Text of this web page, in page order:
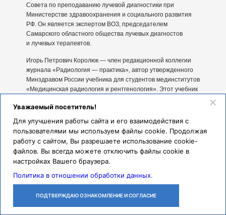
Совета по преподаванию лучевой диагностики при
Министерстве здравоохранения и социального развития
РФ. Он является экспертом ВОЗ, председателем
Самарского областного общества лучевых диагностов
и лучевых терапевтов.
Игорь Петрович Королюк — член редакционной коллегии
журнала «Радиология — практика», автор утвержденного
Минздравом России учебника для студентов мединститутов
«Медицинская радиология и рентгенология». Этот учебник
лучевой диагностики. В 2000 году в этом же издательстве
вышло 2-е издание учебника, в которое были включены
также элементы медицинской информатики
и доказательной медицины. В 2001 году автор учебника
И. П. Королюк был удостоен высокой правительственной
награды — премии Правительства РФ.
Новое научное направление, которое возникло в Самаре
в этот период, —радиоиммунный анализ. На кафедре
была создана одна из первых таких лабораторий в стране.
КАБИНЕТ
ЗАЯВКУ
Уважаемый посетитель!
Для улучшения работы сайта и его взаимодействия с
пользователями мы используем файлы cookie. Продолжая
работу с сайтом, Вы разрешаете использование cookie-
файлов. Вы всегда можете отключить файлы cookie в
настройках Вашего браузера.
Политика в отношении обработки данных.
ПОДТВЕРЖДАЮ ОЗНАКОМЛЕНИЕ И СОГЛАСИЕ